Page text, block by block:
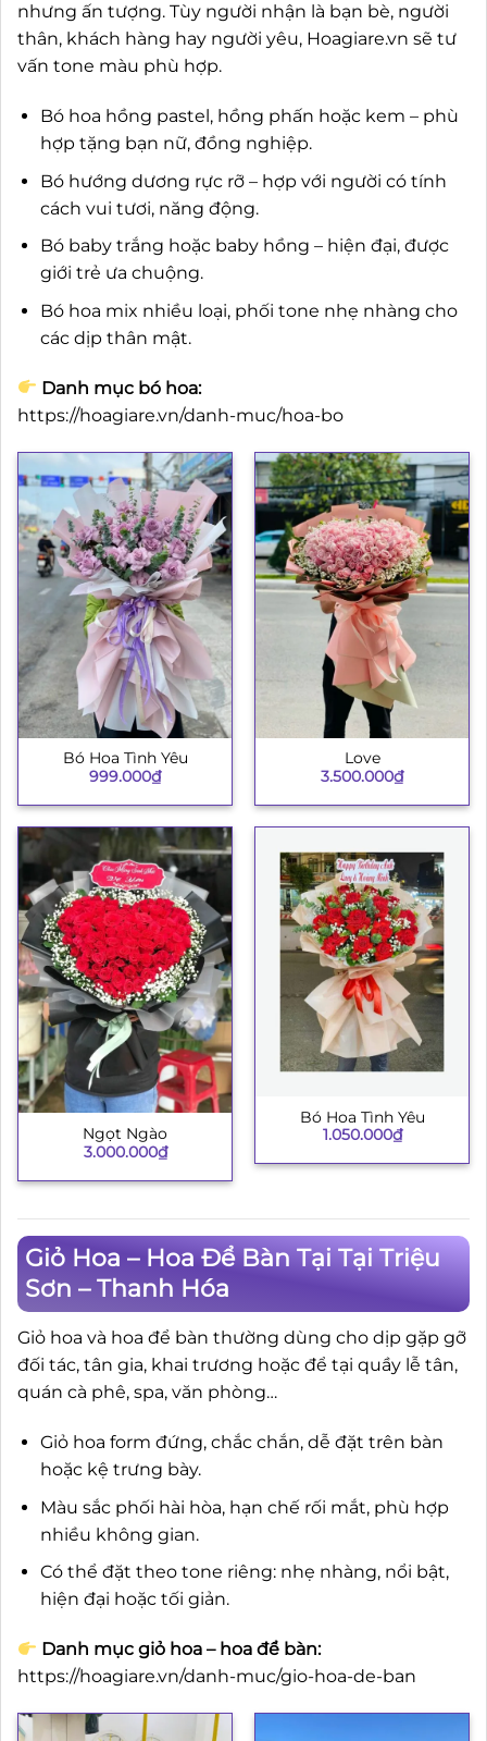
nhưng ấn tượng. Tùy người nhận là bạn bè, người
thân, khách hàng hay người yêu, Hoagiare.vn sẽ tư
vấn tone màu phù hợp.
Bó hoa hồng pastel, hồng phấn hoặc kem – phù
hợp tặng bạn nữ, đồng nghiệp.
Bó hướng dương rực rỡ – hợp với người có tính
cách vui tươi, năng động.
Bó baby trắng hoặc baby hồng – hiện đại, được
giới trẻ ưa chuộng.
Bó hoa mix nhiều loại, phối tone nhẹ nhàng cho
các dịp thân mật.
Danh mục bó hoa:
https://hoagiare.vn/danh-muc/hoa-bo
Bó Hoa Tình Yêu
999.000₫
Love
3.500.000₫
Ngọt Ngào
3.000.000₫
Bó Hoa Tình Yêu
1.050.000₫
Giỏ Hoa – Hoa Để Bàn Tại Tại Triệu
Sơn – Thanh Hóa
Giỏ hoa và hoa để bàn thường dùng cho dịp gặp gỡ
đối tác, tân gia, khai trương hoặc để tại quầy lễ tân,
quán cà phê, spa, văn phòng…
Giỏ hoa form đứng, chắc chắn, dễ đặt trên bàn
hoặc kệ trưng bày.
Màu sắc phối hài hòa, hạn chế rối mắt, phù hợp
nhiều không gian.
Có thể đặt theo tone riêng: nhẹ nhàng, nổi bật,
hiện đại hoặc tối giản.
Danh mục giỏ hoa – hoa để bàn:
https://hoagiare.vn/danh-muc/gio-hoa-de-ban